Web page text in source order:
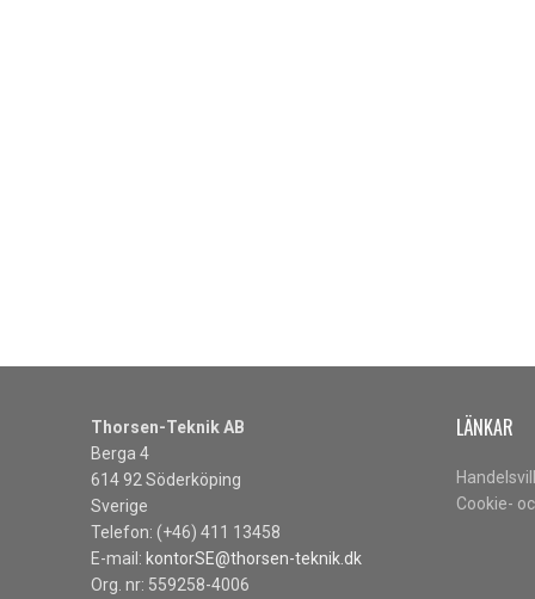
Thorsen-Teknik AB
Berga 4
614 92 Söderköping
Sverige
Telefon: (+46) 411 13458
E-mail: kontorSE@thorsen-teknik.dk
Org. nr: 559258-4006
LÄNKAR
Cookie-